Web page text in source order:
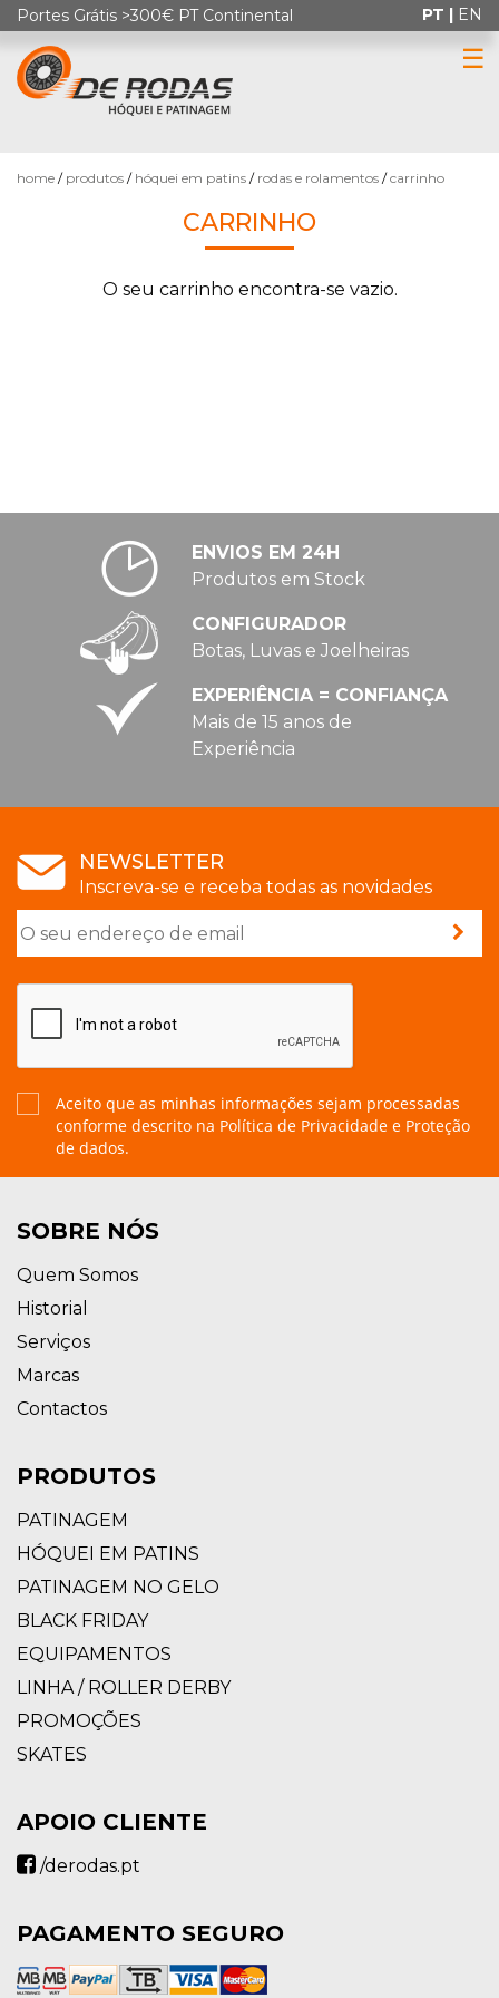
Portes Grátis >300€ PT Continental
PATINAGEM
PROMOÇÕES
/
DERBY
SKATES
☰
PT | EN
home produtos hóquei em patins rodas e rolamentos carrinho
CARRINHO
O seu carrinho encontra-se vazio.
ENVIOS EM 24H
Produtos em Stock
CONFIGURADOR
Botas, Luvas e Joelheiras
EXPERIÊNCIA = CONFIANÇA
Mais de 15 anos de
Experiência
NEWSLETTER
Inscreva-se e receba todas as novidades
Aceito que as minhas informações sejam processadas
conforme descrito na Política de Privacidade e Proteção
de dados.
SOBRE NÓS
Quem Somos
Historial
Serviços
Marcas
Contactos
PRODUTOS
PATINAGEM
HÓQUEI EM PATINS
PATINAGEM NO GELO
BLACK FRIDAY
EQUIPAMENTOS
LINHA / ROLLER DERBY
PROMOÇÕES
SKATES
APOIO CLIENTE
/derodas.pt
PAGAMENTO SEGURO